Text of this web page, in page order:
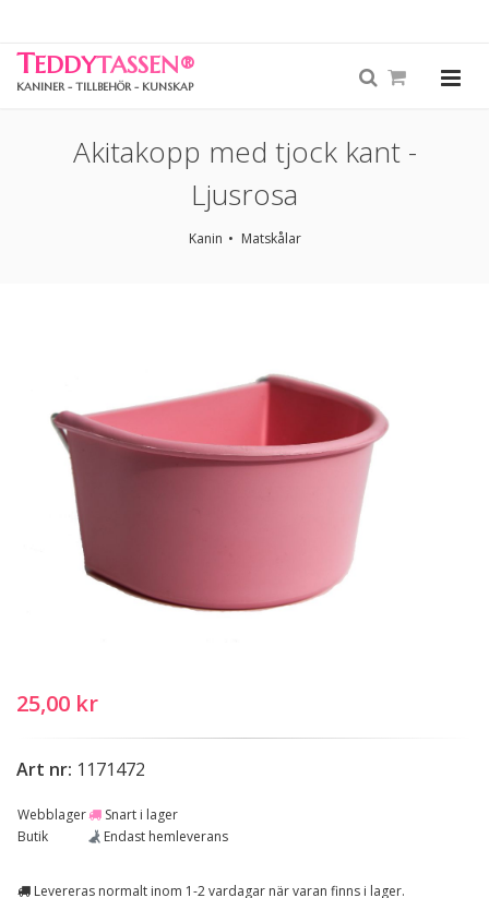
TEDDYTASSEN®
KANINER - TILLBEHÖR - KUNSKAP
Akitakopp med tjock kant -
Ljusrosa
Kanin Matskålar
25,00 kr
Art nr: 1171472
Webblager
Snart i lager
Butik
Endast hemleverans
Levereras normalt inom 1-2 vardagar när varan finns i lager.